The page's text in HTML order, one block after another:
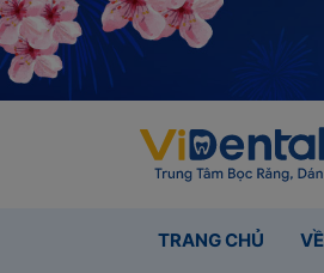
TRANG CHỦ